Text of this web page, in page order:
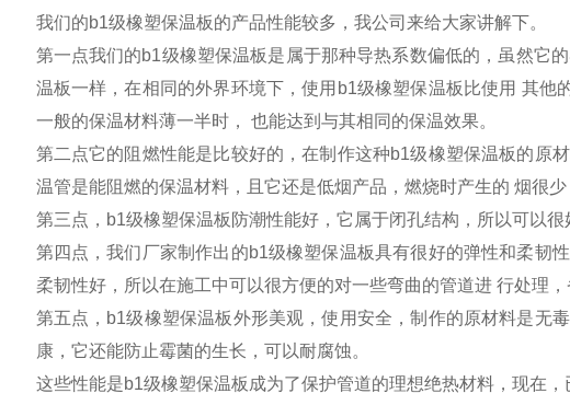
我们的b1级橡塑保温板的产品性能较多，我公司来给大家讲解下。
第一点我们的b1级橡塑保温板是属于那种导热系数偏低的，虽然它
温板一样，在相同的外界环境下，使用b1级橡塑保温板比使用 其
一般的保温材料薄一半时， 也能达到与其相同的保温效果。
第二点它的阻燃性能是比较好的，在制作这种b1级橡塑保温板的原
温管是能阻燃的保温材料，且它还是低烟产品，燃烧时产生的 烟很
第三点，b1级橡塑保温板防潮性能好，它属于闭孔结构，所以可以很
第四点，我们厂家制作出的b1级橡塑保温板具有很好的弹性和柔韧
柔韧性好，所以在施工中可以很方便的对一些弯曲的管道进 行处理，
第五点，b1级橡塑保温板外形美观，使用安全，制作的原材料是无
康，它还能防止霉菌的生长，可以耐腐蚀。
这些性能是b1级橡塑保温板成为了保护管道的理想绝热材料，现在，